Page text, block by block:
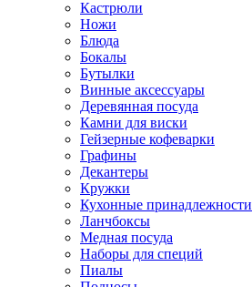
Кастрюли
Ножи
Блюда
Бокалы
Бутылки
Винные аксессуары
Деревянная посуда
Камни для виски
Гейзерные кофеварки
Графины
Декантеры
Кружки
Кухонные принадлежности
Ланчбоксы
Медная посуда
Наборы для специй
Пиалы